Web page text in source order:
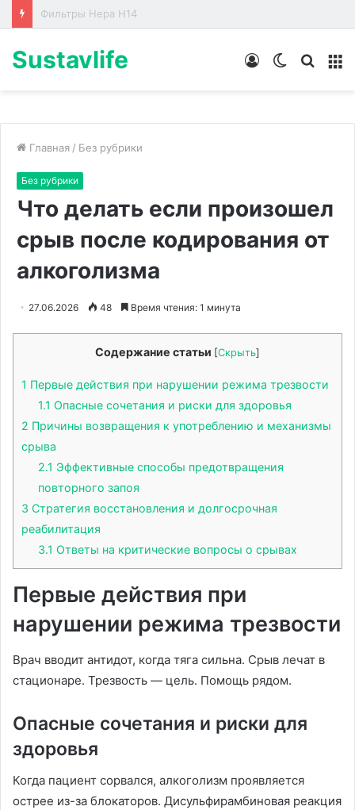
Лабораторные стенды по направлениям
Sustavlife
Switch
Войти
Главная / Без рубрики
Без рубрики
Что делать если произошел
срыв после кодирования от
алкоголизма
27.06.2026 48 Время чтения: 1 минута
Содержание статьи [Скрыть]
1 Первые действия при нарушении режима трезвости
1.1 Опасные сочетания и риски для здоровья
2 Причины возвращения к употреблению и механизмы
срыва
2.1 Эффективные способы предотвращения
повторного запоя
3 Стратегия восстановления и долгосрочная
реабилитация
3.1 Ответы на критические вопросы о срывах
Первые действия при
нарушении режима трезвости
Врач вводит антидот, когда тяга сильна. Срыв лечат в
стационаре. Трезвость — цель. Помощь рядом.
Опасные сочетания и риски для
здоровья
Когда пациент сорвался, алкоголизм проявляется
острее из-за блокаторов. Дисульфирамбиновая реакция